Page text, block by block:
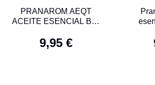
PRANAROM AEQT
ACEITE ESENCIAL BIO
AGUJAS 10ML
9,95 €